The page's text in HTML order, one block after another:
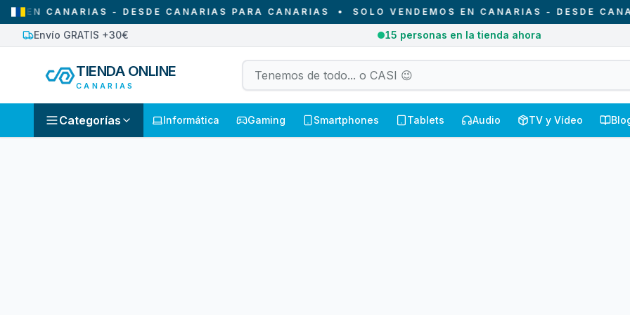
EN CANARIAS - DESDE CANARIAS PARA CANARIAS• SOLO VENDEMOS EN CANARIAS - DESDE
Envío GRATIS +30€ 15 personas en la tienda ahora
TIENDA ONLINE
CANARIAS
Categorías Informática Gaming Smartphones Tablets Audio TV y Vídeo